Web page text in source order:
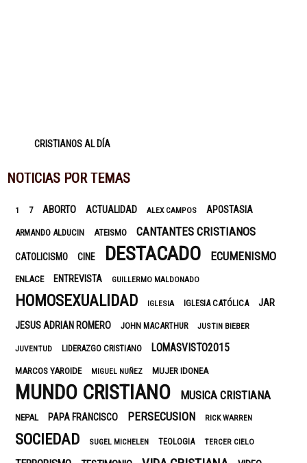
CRISTIANOS AL DÍA
NOTICIAS POR TEMAS
1 7 ABORTO ACTUALIDAD ALEX CAMPOS APOSTASIA
ARMANDO ALDUCIN ATEISMO CANTANTES CRISTIANOS
CATOLICISMO CINE DESTACADO ECUMENISMO
ENLACE ENTREVISTA GUILLERMO MALDONADO
HOMOSEXUALIDAD IGLESIA IGLESIA CATÓLICA JAR
JESUS ADRIAN ROMERO JOHN MACARTHUR JUSTIN BIEBER
JUVENTUD LIDERAZGO CRISTIANO LOMASVISTO2015
MARCOS YAROIDE MIGUEL NUÑEZ MUJER IDONEA
MUNDO CRISTIANO MUSICA CRISTIANA
NEPAL PAPA FRANCISCO PERSECUSION RICK WARREN
SOCIEDAD SUGEL MICHELEN TEOLOGIA TERCER CIELO